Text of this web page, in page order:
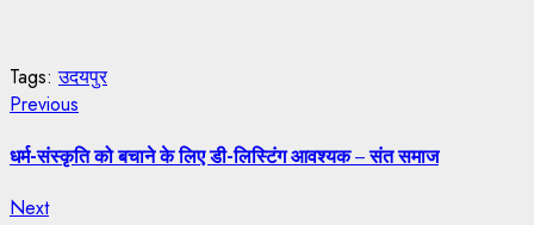
Tags:उदयपुर
Continue
Reading
Previous
धर्म-संस्कृति को बचाने के लिए डी-लिस्टिंग आवश्यक – संत समाज
NextNext